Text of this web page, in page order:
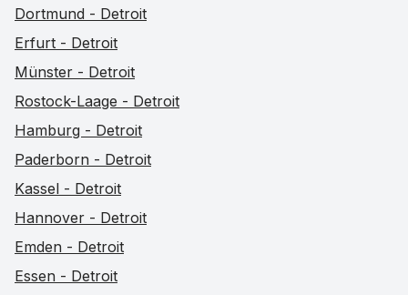
Dortmund - Detroit
Erfurt - Detroit
Münster - Detroit
Rostock-Laage - Detroit
Hamburg - Detroit
Paderborn - Detroit
Kassel - Detroit
Hannover - Detroit
Emden - Detroit
Essen - Detroit